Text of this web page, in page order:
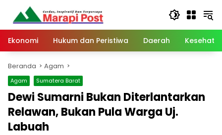
Langsung
konten
Ekonomi
Hukum dan Peristiwa Daerah
Beranda Agam
Agam Sumatera Barat
Dewi Sumarni Bukan Diterlantarkan
Relawan, Bukan Pula Warga Uj.
Labuah